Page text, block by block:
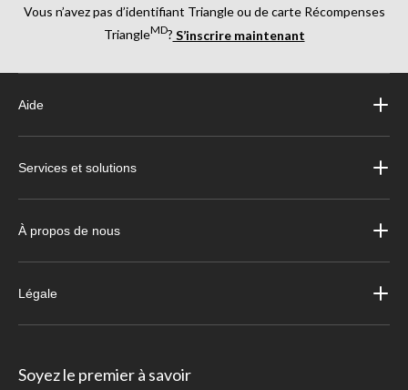
Vous n’avez pas d’identifiant Triangle ou de carte Récompenses
TriangleMD? S’inscrire maintenant
Aide
Services et solutions
À propos de nous
Légale
Soyez le premier à savoir